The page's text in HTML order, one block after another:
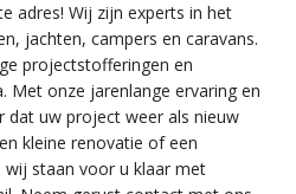
adres! Wij zijn experts in het
jachten, campers en caravans.
projectstofferingen en
Met onze jarenlange ervaring en
dat uw project weer als nieuw
kleine renovatie of een
staan voor u klaar met